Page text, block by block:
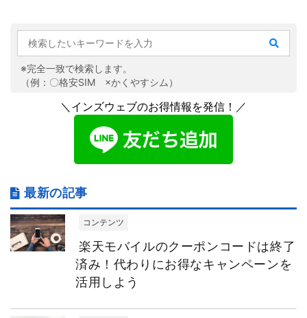
※完全一致で検索します。
（例：〇格安SIM ×かくやすシム）
＼インズウェブのお得情報を発信！／
最新の記事
コンテンツ
楽天モバイルのクーポンコードは終了
済み！代わりにお得なキャンペーンを
活用しよう